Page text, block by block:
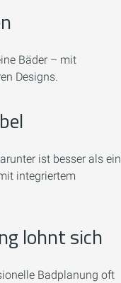
Bäder – mit
Designs.
ist besser als ein
integriertem
lohnt sich
Badplanung oft